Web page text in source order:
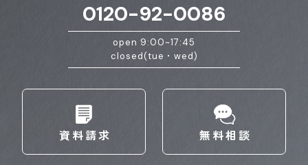
0120-92-0086
open 9:00~17:45
closed(tue・wed)
資料請求 無料相談